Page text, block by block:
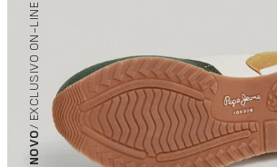
NOVO
/ EXCLUSIVO ON-LINE